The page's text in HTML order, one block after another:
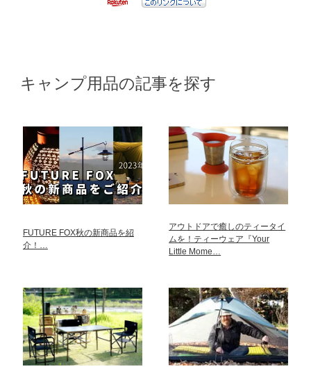
キャンプ用品の記事を探す
FUTURE FOX秋の新商品を紹
介！…
アウトドアで癒しのティータイ
ムを！ティーウェア『Your
Little Mome…